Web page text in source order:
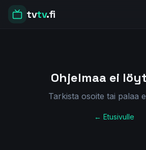
tvtv.fi
Ohjelmaa ei
Tarkista osoite tai palaa
← Etusivulle